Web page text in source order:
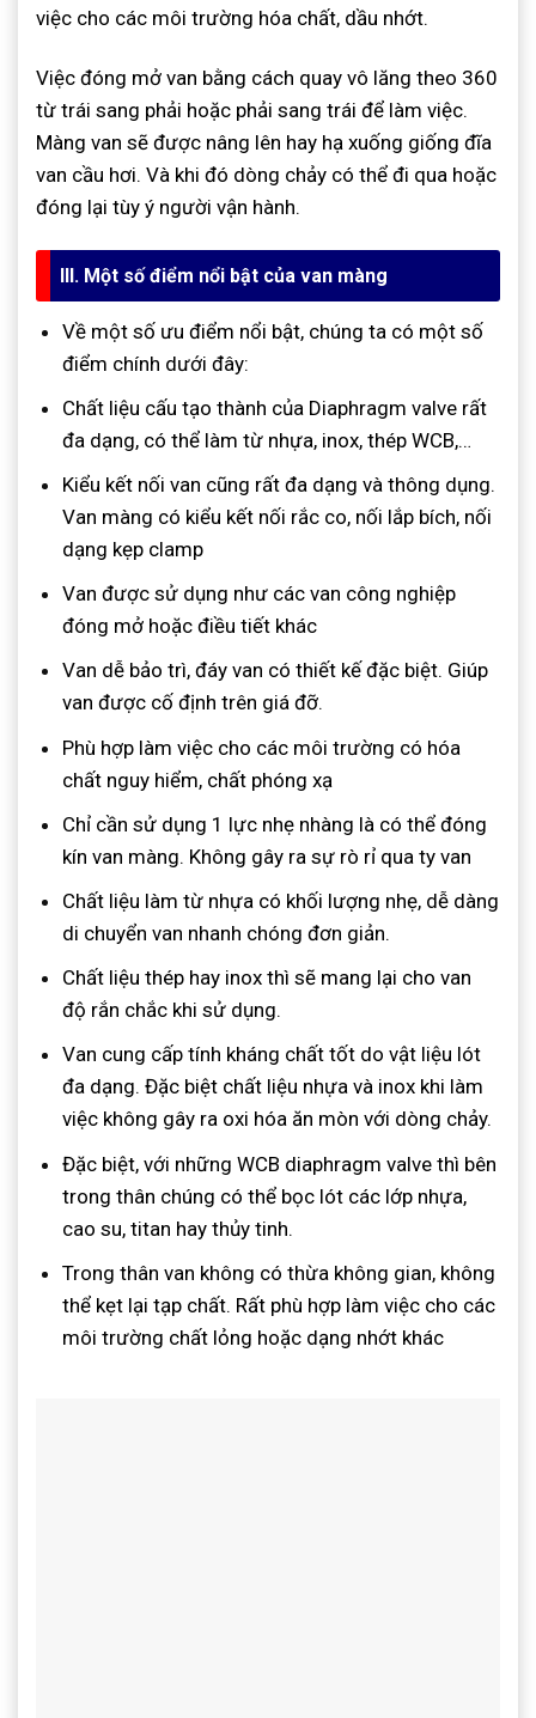
việc cho các môi trường hóa chất, dầu nhớt.
Việc đóng mở van bằng cách quay vô lăng theo 360
từ trái sang phải hoặc phải sang trái để làm việc.
Màng van sẽ được nâng lên hay hạ xuống giống đĩa
van cầu hơi. Và khi đó dòng chảy có thể đi qua hoặc
đóng lại tùy ý người vận hành.
III. Một số điểm nổi bật của van màng
Về một số ưu điểm nổi bật, chúng ta có một số
điểm chính dưới đây:
Chất liệu cấu tạo thành của Diaphragm valve rất
đa dạng, có thể làm từ nhựa, inox, thép WCB,…
Kiểu kết nối van cũng rất đa dạng và thông dụng.
Van màng có kiểu kết nối rắc co, nối lắp bích, nối
dạng kẹp clamp
Van được sử dụng như các van công nghiệp
đóng mở hoặc điều tiết khác
Van dễ bảo trì, đáy van có thiết kế đặc biệt. Giúp
van được cố định trên giá đỡ.
Phù hợp làm việc cho các môi trường có hóa
chất nguy hiểm, chất phóng xạ
Chỉ cần sử dụng 1 lực nhẹ nhàng là có thể đóng
kín van màng. Không gây ra sự rò rỉ qua ty van
Chất liệu làm từ nhựa có khối lượng nhẹ, dễ dàng
di chuyển van nhanh chóng đơn giản.
Chất liệu thép hay inox thì sẽ mang lại cho van
độ rắn chắc khi sử dụng.
Van cung cấp tính kháng chất tốt do vật liệu lót
đa dạng. Đặc biệt chất liệu nhựa và inox khi làm
việc không gây ra oxi hóa ăn mòn với dòng chảy.
Đặc biệt, với những WCB diaphragm valve thì bên
trong thân chúng có thể bọc lót các lớp nhựa,
cao su, titan hay thủy tinh.
Trong thân van không có thừa không gian, không
thể kẹt lại tạp chất. Rất phù hợp làm việc cho các
môi trường chất lỏng hoặc dạng nhớt khác